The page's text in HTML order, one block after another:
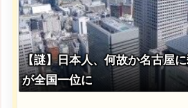
【謎】日本人、何故か名古屋
が全国一位に